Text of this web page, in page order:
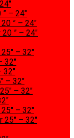
– 24″
” – 24″
” – 24″
– 32″
32″
32″
– 32″
– 32″
– 32″
25″ – 32″